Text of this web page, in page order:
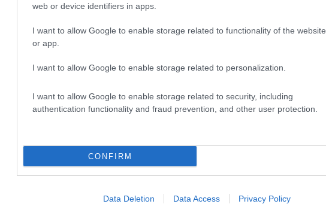
web or device identifiers in apps.
I want to allow Google to enable storage related to functionality of the website
or app.
I want to allow Google to enable storage related to personalization.
I want to allow Google to enable storage related to security, including
authentication functionality and fraud prevention, and other user protection.
CONFIRM
Data Deletion Data Access Privacy Policy
Kecskeméten is szakirányú
továbbképzésekkel erősít a Gál
Ferenc Egyetem
A lakosságra is fontos szerep
elkerülésében